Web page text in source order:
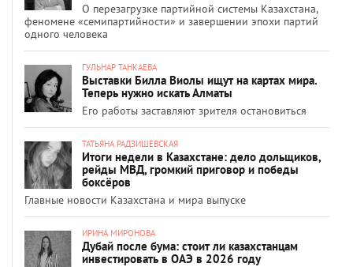
О перезагрузке партийной системы Казахстана,
феномене «семипартийности» и завершении эпохи партий
одного человека
ГУЛЬНАР ТАНКАЕВА
Выставки Билла Виолы ищут на картах мира.
Теперь нужно искать Алматы
Его работы заставляют зрителя остановиться
ТАТЬЯНА РАДЗИШЕВСКАЯ
Итоги недели в Казахстане: дело дольщиков,
рейды МВД, громкий приговор и победы
боксёров
Главные новости Казахстана и мира выпуске
ИРИНА МИРОНОВА
Дубай после бума: стоит ли казахстанцам
инвестировать в ОАЭ в 2026 году